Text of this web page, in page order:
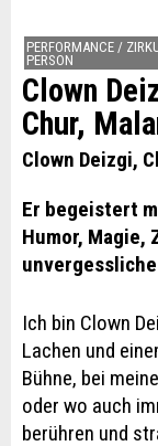
PERFORMANCE /
PERSON
Clown
Chur,
Clown Deizgi,
Er begeistert
Humor, Magie,
Ich bin Clown
Lachen und
Bühne, bei
oder wo auch
berühren und